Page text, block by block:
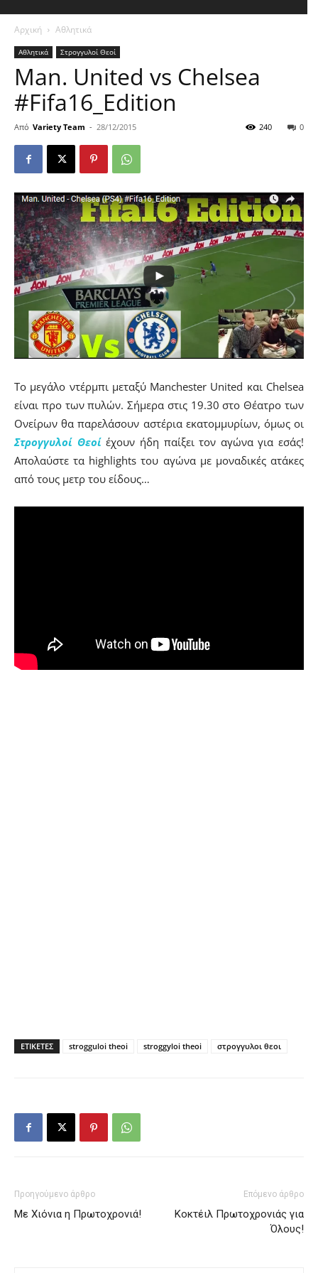
Αρχική Αθλητικά
Αθλητικά Στρογγυλοί Θεοί
Man. United vs Chelsea
#Fifa16_Edition
Από Variety Team - 28/12/2015 0
240
Το μεγάλο ντέρμπι μεταξύ Manchester United και Chelsea
είναι προ των πυλών. Σήμερα στις 19.30 στο Θέατρο των
Ονείρων θα παρελάσουν αστέρια εκατομμυρίων, όμως οι
Στρογγυλοί Θεοίέχουν ήδη παίξει τον αγώνα για εσάς!
Απολαύστε τα highlights του αγώνα με μοναδικές ατάκες
από τους μετρ του είδους…
ΕΤΙΚΕΤΕΣ strogguloi theoi stroggyloi theoi στρογγυλοι θεοι
Προηγούμενο άρθρο
Με Χιόνια η Πρωτοχρονιά!
Επόμενο άρθρο
Κοκτέιλ Πρωτοχρονιάς για
Όλους!